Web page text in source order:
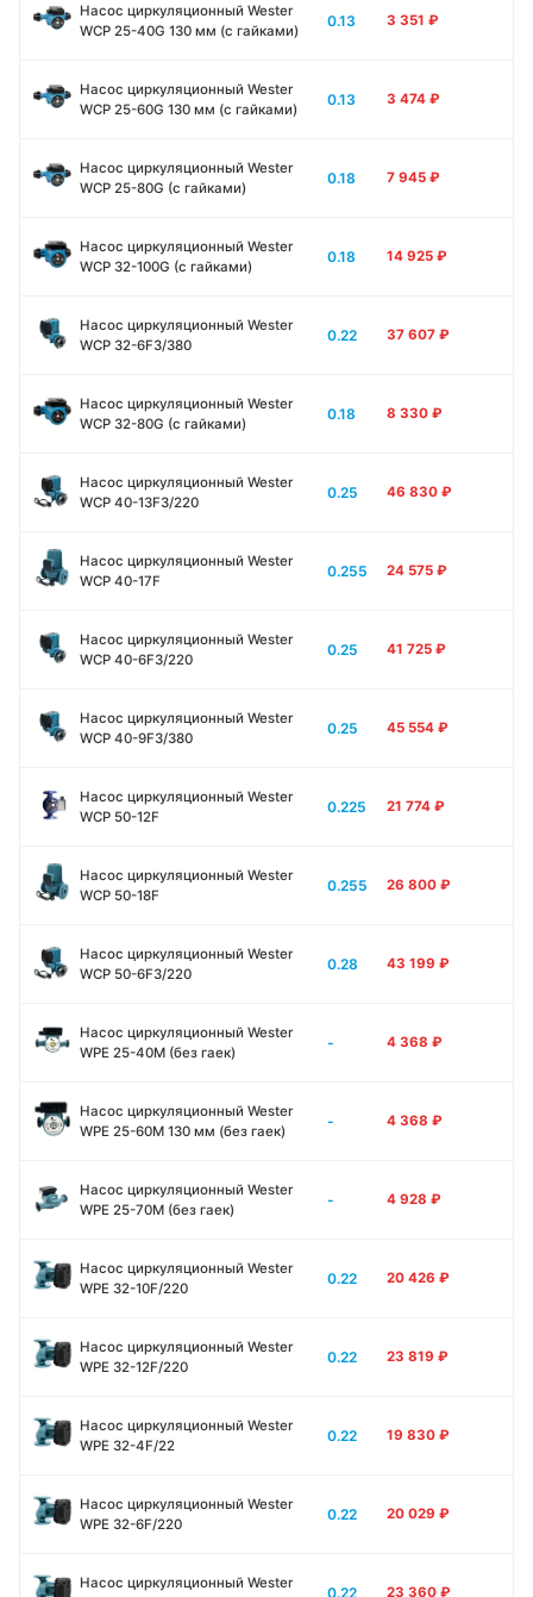
Насос циркуляционный Wester
WCP 25-40G 130 мм (с гайками)
0.13 3 351 ₽
Насос циркуляционный Wester
WCP 25-60G 130 мм (с гайками)
0.13 3 474 ₽
Насос циркуляционный Wester
WCP 25-80G (с гайками)
0.18 7 945 ₽
Насос циркуляционный Wester
WCP 32-100G (с гайками)
0.18 14 925 ₽
Насос циркуляционный Wester
WCP 32-6F3/380
0.22 37 607 ₽
Насос циркуляционный Wester
WCP 32-80G (с гайками)
0.18 8 330 ₽
Насос циркуляционный Wester
WCP 40-13F3/220
0.25 46 830 ₽
Насос циркуляционный Wester
WCP 40-17F
0.255 24 575 ₽
Насос циркуляционный Wester
WCP 40-6F3/220
0.25 41 725 ₽
Насос циркуляционный Wester
WCP 40-9F3/380
0.25 45 554 ₽
Насос циркуляционный Wester
WCP 50-12F
0.225 21 774 ₽
Насос циркуляционный Wester
WCP 50-18F
0.255 26 800 ₽
Насос циркуляционный Wester
WCP 50-6F3/220
0.28 43 199 ₽
Насос циркуляционный Wester
WPE 25-40M (без гаек)
- 4 368 ₽
Насос циркуляционный Wester
WPE 25-60M 130 мм (без гаек)
- 4 368 ₽
Насос циркуляционный Wester
WPE 25-70M (без гаек)
- 4 928 ₽
Насос циркуляционный Wester
WPE 32-10F/220
0.22 20 426 ₽
Насос циркуляционный Wester
WPE 32-12F/220
0.22 23 819 ₽
Насос циркуляционный Wester
WPE 32-4F/22
0.22 19 830 ₽
Насос циркуляционный Wester
WPE 32-6F/220
0.22 20 029 ₽
Насос циркуляционный Wester
0.22 23 360 ₽